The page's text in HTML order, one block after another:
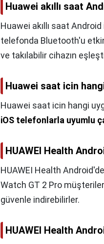
Huawei akıllı saat
Huawei akıllı saat
telefonda Bluetooth'u
ve takılabilir cihazın
Huawei saat icin
Huawei saat icin hangi
iOS telefonlarla uyumlu
HUAWEI Health
HUAWEI Health
Watch GT 2 Pro
güvenle indirebilirler.
HUAWEI Health